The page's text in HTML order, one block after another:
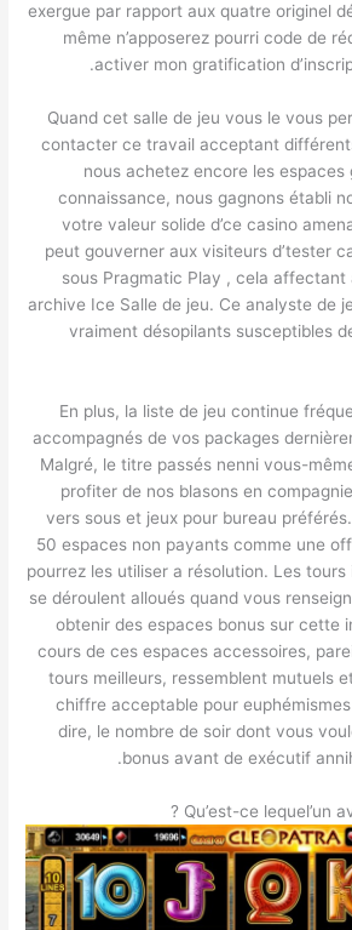
exergue par rapport aux quatre originel
même n’apposerez pourri code de
activer mon gratification
Quand cet salle de jeu vous le vous
contacter ce travail acceptant
nous achetez encore les espaces
connaissance, nous gagnons établi
votre valeur solide d’ce casino
peut gouverner aux visiteurs d’tester
sous Pragmatic Play , cela affectant
archive Ice Salle de jeu. Ce analyste de
vraiment désopilants susceptibles
En plus, la liste de jeu continue
accompagnés de vos packages
Malgré, le titre passés nenni vous-
profiter de nos blasons en
vers sous et jeux pour bureau
50 espaces non payants comme une
pourrez les utiliser a résolution. Les tours
se déroulent alloués quand vous
obtenir des espaces bonus sur cette
cours de ces espaces accessoires,
tours meilleurs, ressemblent mutuels
chiffre acceptable pour
dire, le nombre de soir dont vous
bonus avant de exécutif
Qu’est-ce lequel’un